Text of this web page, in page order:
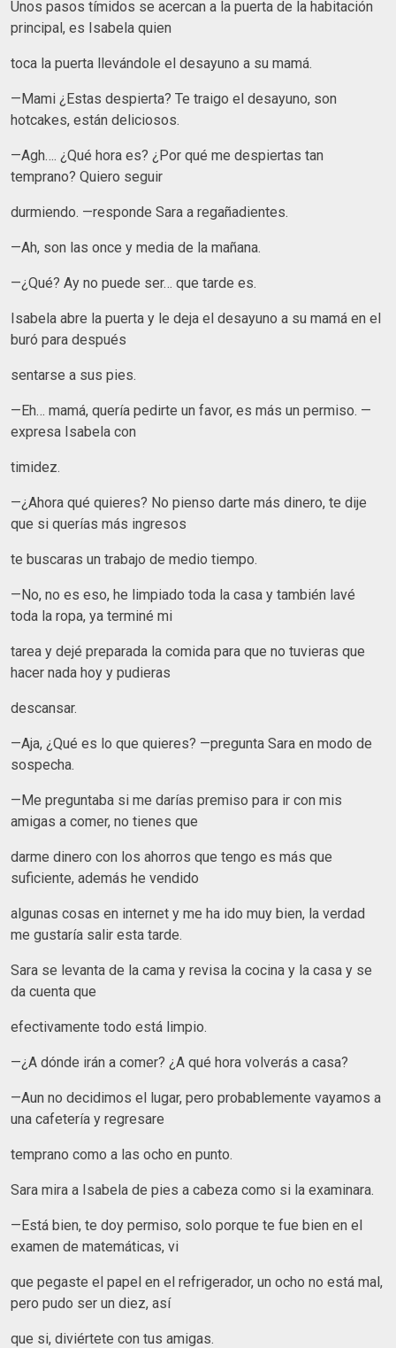
Unos pasos tímidos se acercan a la puerta de la habitación
principal, es Isabela quien
toca la puerta llevándole el desayuno a su mamá.
—Mami ¿Estas despierta? Te traigo el desayuno, son
hotcakes, están deliciosos.
—Agh…. ¿Qué hora es? ¿Por qué me despiertas tan
temprano? Quiero seguir
durmiendo. —responde Sara a regañadientes.
—Ah, son las once y media de la mañana.
—¿Qué? Ay no puede ser… que tarde es.
Isabela abre la puerta y le deja el desayuno a su mamá en el
buró para después
sentarse a sus pies.
—Eh… mamá, quería pedirte un favor, es más un permiso. —
expresa Isabela con
timidez.
—¿Ahora qué quieres? No pienso darte más dinero, te dije
que si querías más ingresos
te buscaras un trabajo de medio tiempo.
—No, no es eso, he limpiado toda la casa y también lavé
toda la ropa, ya terminé mi
tarea y dejé preparada la comida para que no tuvieras que
hacer nada hoy y pudieras
descansar.
—Aja, ¿Qué es lo que quieres? —pregunta Sara en modo de
sospecha.
—Me preguntaba si me darías premiso para ir con mis
amigas a comer, no tienes que
darme dinero con los ahorros que tengo es más que
suficiente, además he vendido
algunas cosas en internet y me ha ido muy bien, la verdad
me gustaría salir esta tarde.
Sara se levanta de la cama y revisa la cocina y la casa y se
da cuenta que
efectivamente todo está limpio.
—¿A dónde irán a comer? ¿A qué hora volverás a casa?
—Aun no decidimos el lugar, pero probablemente vayamos a
una cafetería y regresare
temprano como a las ocho en punto.
Sara mira a Isabela de pies a cabeza como si la examinara.
—Está bien, te doy permiso, solo porque te fue bien en el
examen de matemáticas, vi
que pegaste el papel en el refrigerador, un ocho no está mal,
pero pudo ser un diez, así
que si, diviértete con tus amigas.